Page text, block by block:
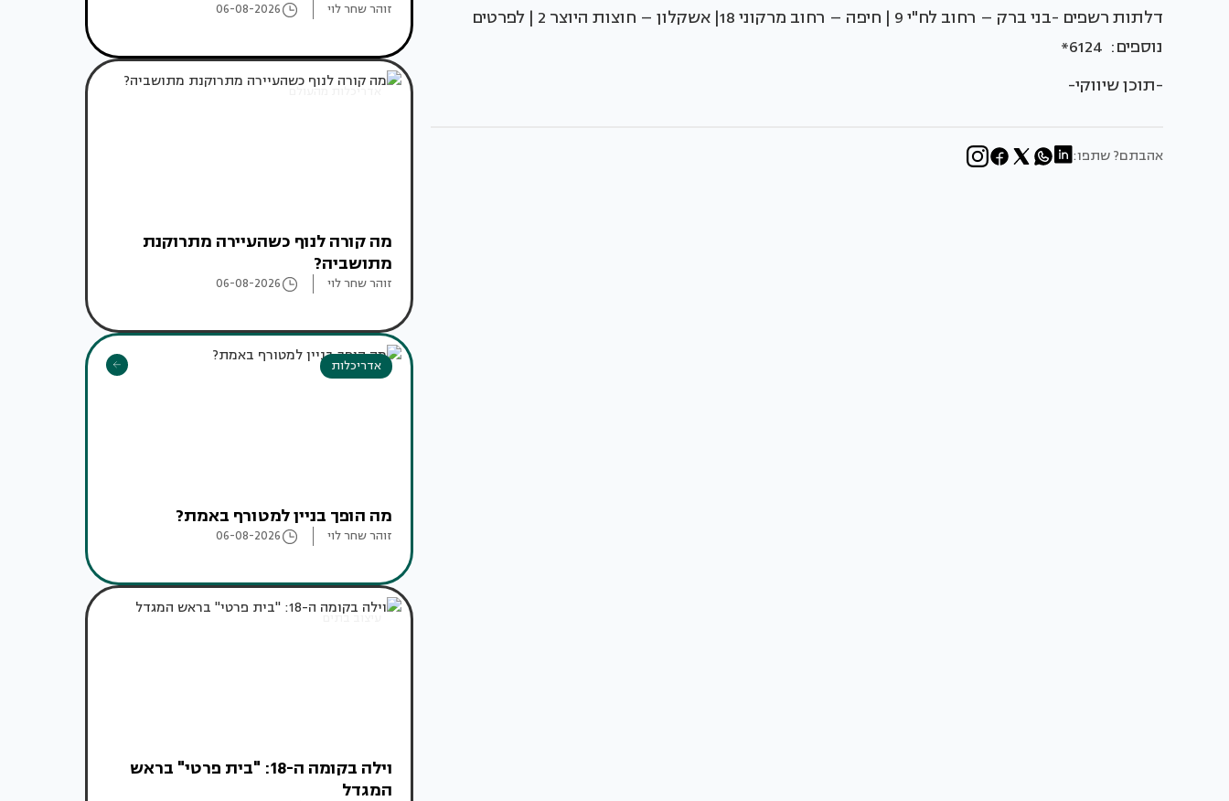
דלתות רשפים -בני ברק – רחוב לח"י 9 | חיפה – רחוב מרקוני 18| אשקלון – חוצות היוצר 2 | לפרטים
נוספים: 6124*
-תוכן שיווקי-
אהבתם? שתפו:
זוהר שחר לוי 06-08-2026
אדריכלות מהעולם
מה קורה לנוף כשהעיירה מתרוקנת
מתושביה?
זוהר שחר לוי 06-08-2026
אדריכלות
מה הופך בניין למטורף באמת?
זוהר שחר לוי 06-08-2026
עיצוב בתים
וילה בקומה ה-18: "בית פרטי" בראש
המגדל